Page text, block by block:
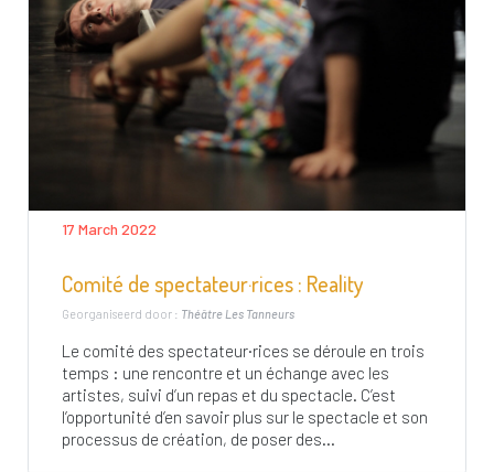
17 March 2022
Comité de spectateur·rices : Reality
Georganiseerd door : Théâtre Les Tanneurs
Le comité des spectateur·rices se déroule en trois
temps : une rencontre et un échange avec les
artistes, suivi d’un repas et du spectacle. C’est
l’opportunité d’en savoir plus sur le spectacle et son
processus de création, de poser des...